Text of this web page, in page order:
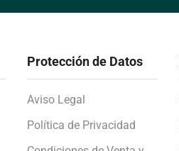
Protección de Datos
Aviso Legal
Política de Privacidad